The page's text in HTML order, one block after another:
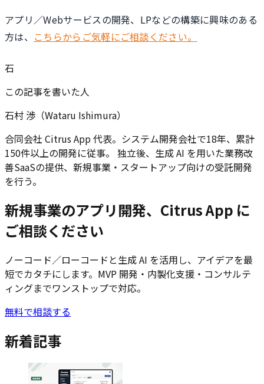
アプリ／Webサービスの開発、LPなどの構築に興味のある
方は、 こちらからご気軽にご相談ください。
石
この記事を書いた人
石村 渉（Wataru Ishimura）
合同会社 Citrus App 代表。システム開発会社で18年、累計
150件以上の開発に従事。 独立後、生成 AI を用いた業務改
善SaaSの提供、新規事業・スタートアップ向けの受託開発
を行う。
新規事業のアプリ開発、Citrus App に
ご相談ください
ノーコード／ローコードと生成 AI を活用し、アイデアを最
短でカタチにします。MVP 開発・内製化支援・コンサルテ
ィングまでワンストップで対応。
無料で相談する
新着記事